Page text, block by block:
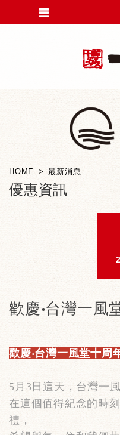
HOME 最新消息
優惠資訊
歡慶‧台灣一風
歡慶‧台灣一風堂十周
5月3日這天，台灣一
在這個值得紀念的時
禮，